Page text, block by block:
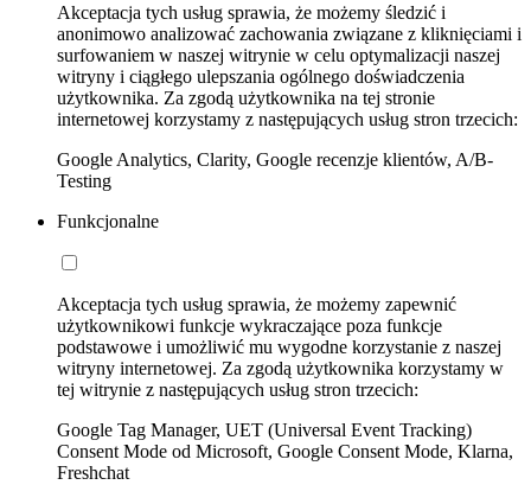
Akceptacja tych usług sprawia, że możemy śledzić i
anonimowo analizować zachowania związane z kliknięciami i
surfowaniem w naszej witrynie w celu optymalizacji naszej
witryny i ciągłego ulepszania ogólnego doświadczenia
użytkownika. Za zgodą użytkownika na tej stronie
internetowej korzystamy z następujących usług stron trzecich:
Google Analytics, Clarity, Google recenzje klientów, A/B-
Testing
Funkcjonalne
Akceptacja tych usług sprawia, że możemy zapewnić
użytkownikowi funkcje wykraczające poza funkcje
podstawowe i umożliwić mu wygodne korzystanie z naszej
witryny internetowej. Za zgodą użytkownika korzystamy w
tej witrynie z następujących usług stron trzecich:
Google Tag Manager, UET (Universal Event Tracking)
Consent Mode od Microsoft, Google Consent Mode, Klarna,
Freshchat